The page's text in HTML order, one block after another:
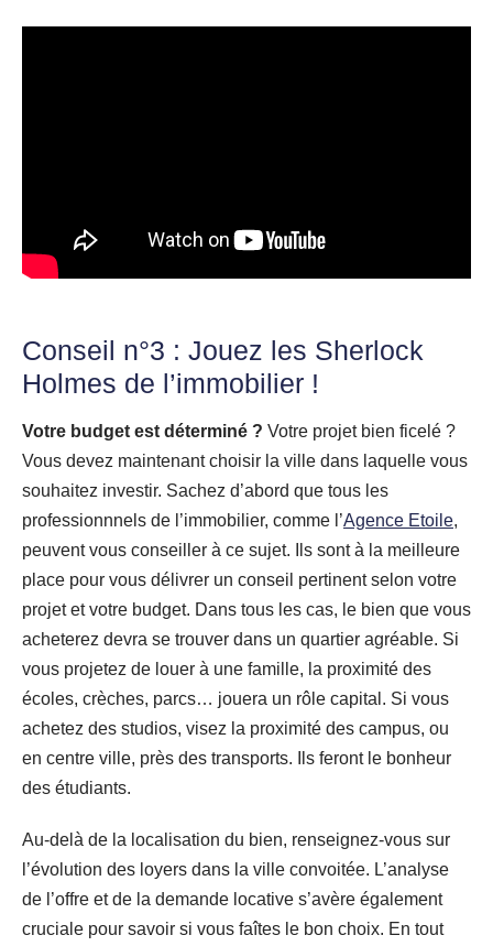
Conseil n°3 : Jouez les Sherlock
Holmes de l’immobilier !
Votre budget est déterminé ? Votre projet bien ficelé ?
Vous devez maintenant choisir la ville dans laquelle vous
souhaitez investir. Sachez d’abord que tous les
professionnnels de l’immobilier, comme l’Agence Etoile,
peuvent vous conseiller à ce sujet. Ils sont à la meilleure
place pour vous délivrer un conseil pertinent selon votre
projet et votre budget. Dans tous les cas, le bien que vous
acheterez devra se trouver dans un quartier agréable. Si
vous projetez de louer à une famille, la proximité des
écoles, crèches, parcs… jouera un rôle capital. Si vous
achetez des studios, visez la proximité des campus, ou
en centre ville, près des transports. Ils feront le bonheur
des étudiants.
Au-delà de la localisation du bien, renseignez-vous sur
l’évolution des loyers dans la ville convoitée. L’analyse
de l’offre et de la demande locative s’avère également
cruciale pour savoir si vous faîtes le bon choix. En tout